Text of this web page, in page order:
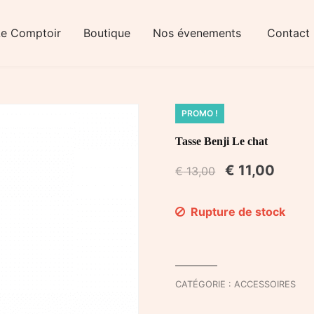
Comptoir Boutique Nos évenements Contact
PROMO !
Tasse Benji Le chat
€13,00 € 11,00
Rupture de stock
CATÉGORIE : ACCESSOIRES